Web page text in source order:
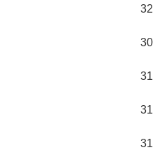
32
30
31
31
31